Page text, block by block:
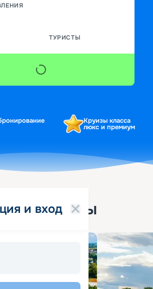
ТУРИСТЫ
Круизы класса
люкс и премиум
и вход
круизы